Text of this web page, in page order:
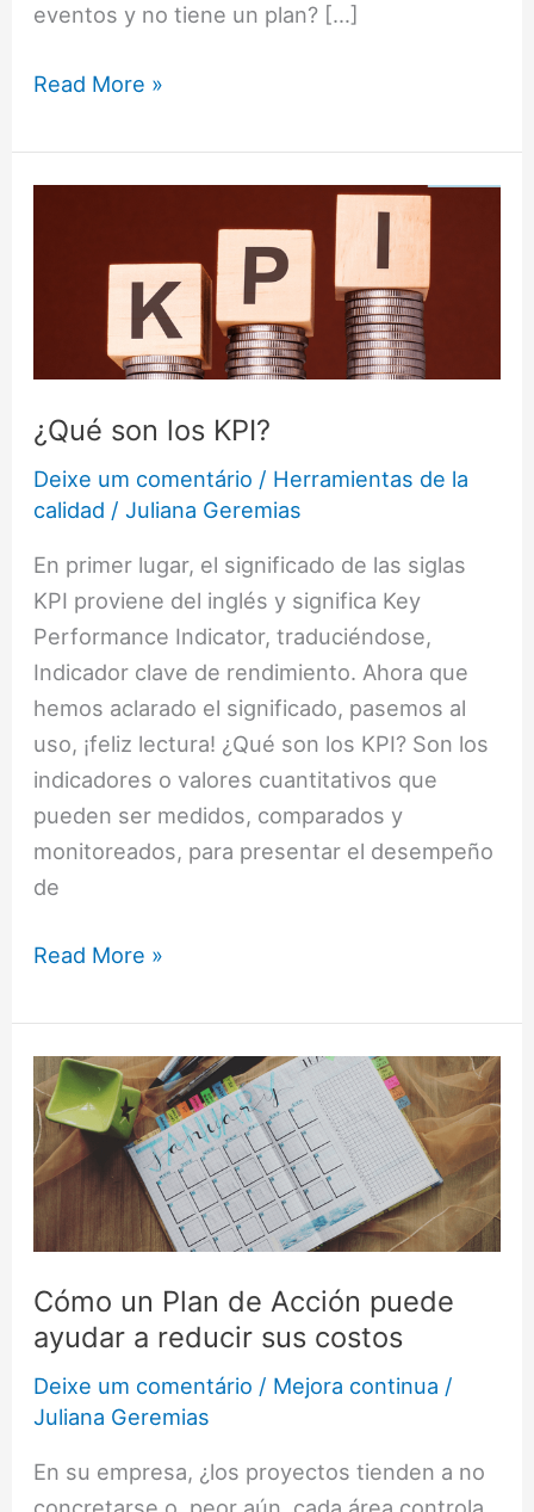
eventos y no tiene un plan? […]
Read More »
¿Qué son los KPI?
Deixe um comentário / Herramientas de la
calidad /Juliana Geremias
En primer lugar, el significado de las siglas
KPI proviene del inglés y significa Key
Performance Indicator, traduciéndose,
Indicador clave de rendimiento. Ahora que
hemos aclarado el significado, pasemos al
uso, ¡feliz lectura! ¿Qué son los KPI? Son los
indicadores o valores cuantitativos que
pueden ser medidos, comparados y
monitoreados, para presentar el desempeño
de
Read More »
Cómo un Plan de Acción puede
ayudar a reducir sus costos
Deixe um comentário / Mejora continua /
Juliana Geremias
En su empresa, ¿los proyectos tienden a no
Cómo
un
Plan
de
puede
ayudar
reducir
sus
costos